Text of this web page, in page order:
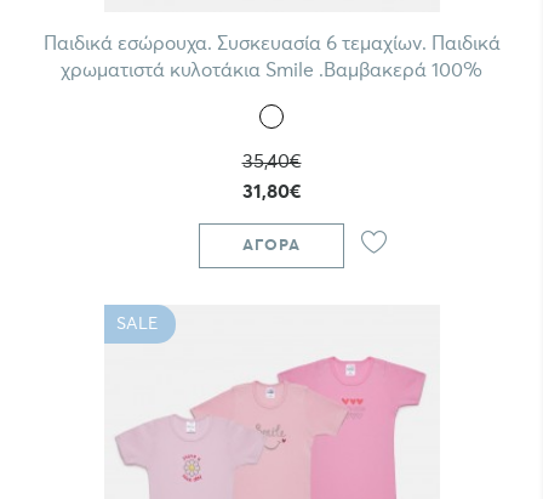
Παιδικά εσώρουχα. Συσκευασία 6 τεμαχίων. Παιδικά
χρωματιστά κυλοτάκια Smile .Βαμβακερά 100%
35,40€
31,80€
ΑΓΟΡΆ
SALE